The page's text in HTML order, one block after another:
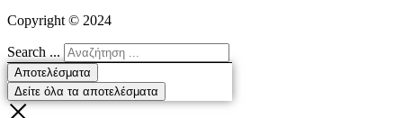
Copyright © 2024
Search ...
Αποτελέσματα
Δείτε όλα τα αποτελέσματα